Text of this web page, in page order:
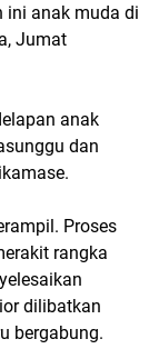
ini anak muda di
Jumat
anak
dan
Proses
rangka
dilibatkan
bergabung.